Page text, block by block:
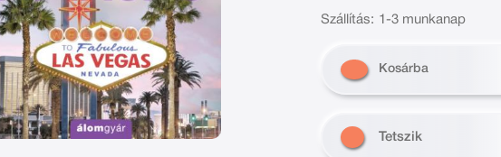
Szállítás: 1-3 munkanap
Kosárba
Tetszik